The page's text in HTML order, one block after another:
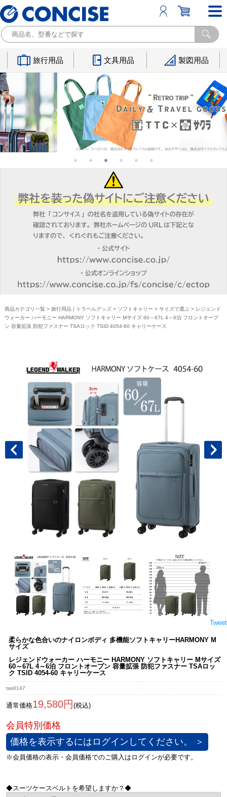
旅行用品 文具用品 製図用品
商品カテゴリ一覧 > 旅行用品 | トラベルグッズ> ソフトキャリー > サイズで選ぶ > レジェンド
ウォーカー ハーモニー HARMONY ソフトキャリー Mサイズ 60～67L 4～6泊 フロントオープ
ン 容量拡張 防犯ファスナー TSAロック TSID 4054-60 キャリーケース
Tweet
柔らかな色合いのナイロンボディ 多機能ソフトキャリーHARMONY M
サイズ
レジェンドウォーカー ハーモニー HARMONY ソフトキャリー Mサイズ
60～67L 4～6泊 フロントオープン 容量拡張 防犯ファスナー TSAロッ
ク TSID 4054-60 キャリーケース
tas0147
通常価格19,580円 (税込)
価格を表示するにはログインしてください。 ＞
◆スーツケースベルトを希望しますか？◆